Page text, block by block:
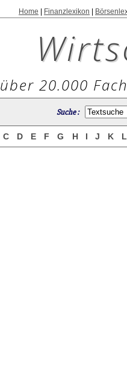
Home Finanzlexikon
über 20.000
Suche :
C D E F G H I J K